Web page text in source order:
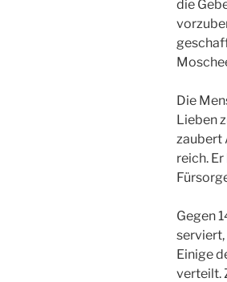
die
Die
Lieben
zaubert
reich.
Gegen
serviert,
Einige
verteilt.